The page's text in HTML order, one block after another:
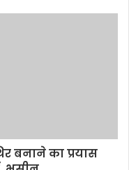
बनाने का प्रयास